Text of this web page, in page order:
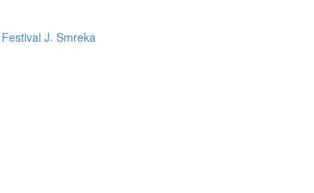
Festival J. Smreka